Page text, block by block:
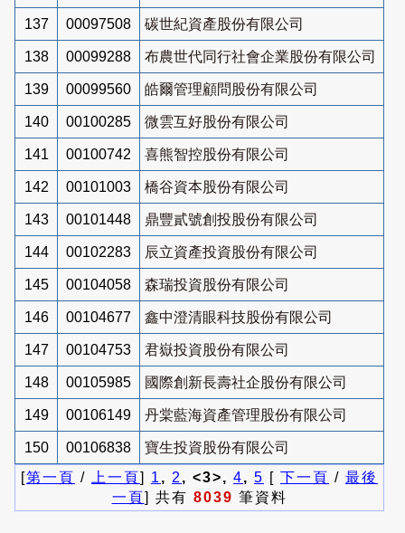
137 00097508 碳世紀資產股份有限公司
138 00099288 布農世代同行社會企業股份有限公司
139 00099560 皓爾管理顧問股份有限公司
140 00100285 微雲互好股份有限公司
141 00100742 喜熊智控股份有限公司
142 00101003 橋谷資本股份有限公司
143 00101448 鼎豐貳號創投股份有限公司
144 00102283 辰立資產投資股份有限公司
145 00104058 森瑞投資股份有限公司
146 00104677 鑫中澄清眼科技股份有限公司
147 00104753 君嶽投資股份有限公司
148 00105985 國際創新長壽社企股份有限公司
149 00106149 丹棠藍海資產管理股份有限公司
150 00106838
寶生投資股份有限公司
[第一頁 / 上一頁] 1 , 2 , <3>, 4, 5 [ 下一頁 / 最後
一頁] 共有 8039 筆資料